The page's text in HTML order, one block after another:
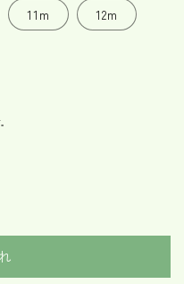
11m 12m